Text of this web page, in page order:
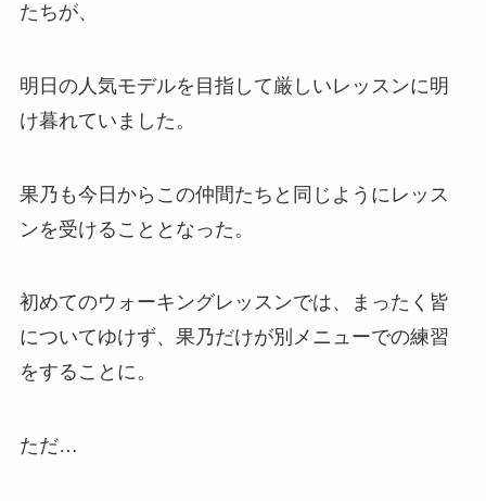
たちが、
明日の人気モデルを目指して厳しいレッスンに明
け暮れていました。
果乃も今日からこの仲間たちと同じようにレッス
ンを受けることとなった。
初めてのウォーキングレッスンでは、まったく皆
についてゆけず、果乃だけが別メニューでの練習
をすることに。
ただ…